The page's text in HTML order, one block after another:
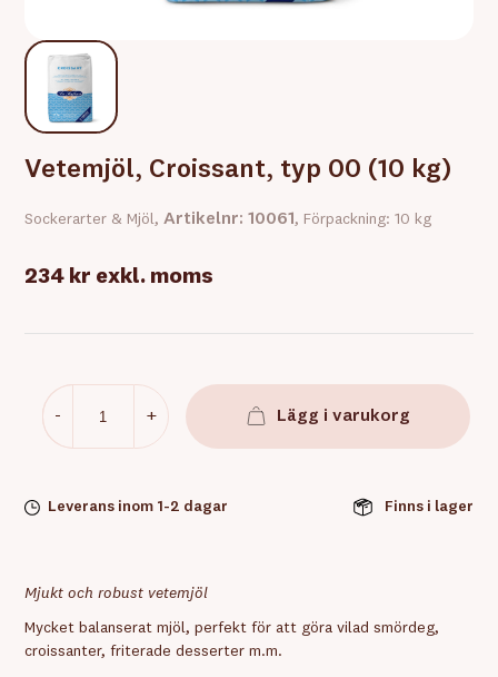
Vetemjöl, Croissant, typ 00 (10 kg)
Sockerarter & Mjöl,Artikelnr: 10061 , Förpackning: 10 kg
234 kr exkl. moms
- + Lägg i varukorg
Leverans inom 1-2 dagar Finns i lager
Mjukt och robust vetemjöl
Mycket balanserat mjöl, perfekt för att göra vilad smördeg,
croissanter, friterade desserter m.m.